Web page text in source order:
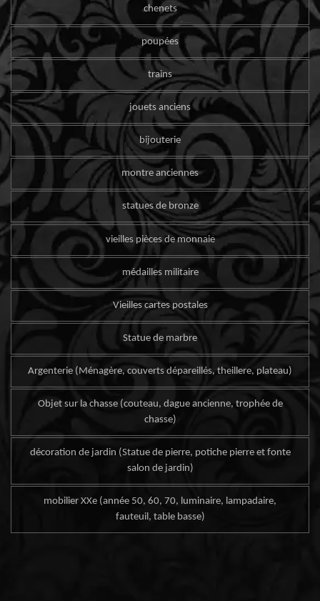
chenets
poupées
trains
jouets anciens
bijouterie
montre anciennes
statues de bronze
vieilles pièces de monnaie
médailles militaire
Vieilles cartes postales
Statue de marbre
Argenterie (Ménagère, couverts dépareillés, theillere, plateau)
Objet sur la chasse (couteau, dague ancienne, trophée de
chasse)
décoration de jardin (Statue de pierre, potiche pierre et fonte
salon de jardin)
mobilier XXe (année 50, 60, 70, luminaire, lampadaire,
fauteuil, table basse)